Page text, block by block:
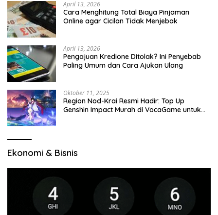
April 13, 2026
Cara Menghitung Total Biaya Pinjaman
Online agar Cicilan Tidak Menjebak
April 13, 2026
Pengajuan Kredione Ditolak? Ini Penyebab
Paling Umum dan Cara Ajukan Ulang
Oktober 11, 2025
Region Nod-Krai Resmi Hadir: Top Up
Genshin Impact Murah di VocaGame untuk
Ekonomi & Bisnis